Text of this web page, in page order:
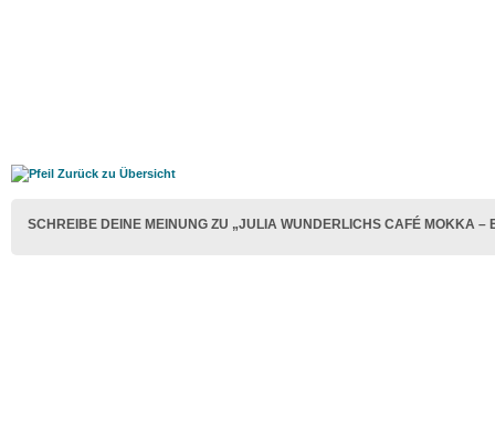
Zurück zu Übersicht
SCHREIBE DEINE MEINUNG ZU „JULIA WUNDERLICHS CAFÉ MOKKA –